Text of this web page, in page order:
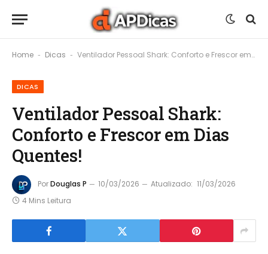
Home - Dicas - Ventilador Pessoal Shark: Conforto e Frescor em Dias Quentes!
DICAS
Ventilador Pessoal Shark:
Conforto e Frescor em Dias
Quentes!
PorDouglas P 10/03/2026 Atualizado: 11/03/2026
4 Mins Leitura